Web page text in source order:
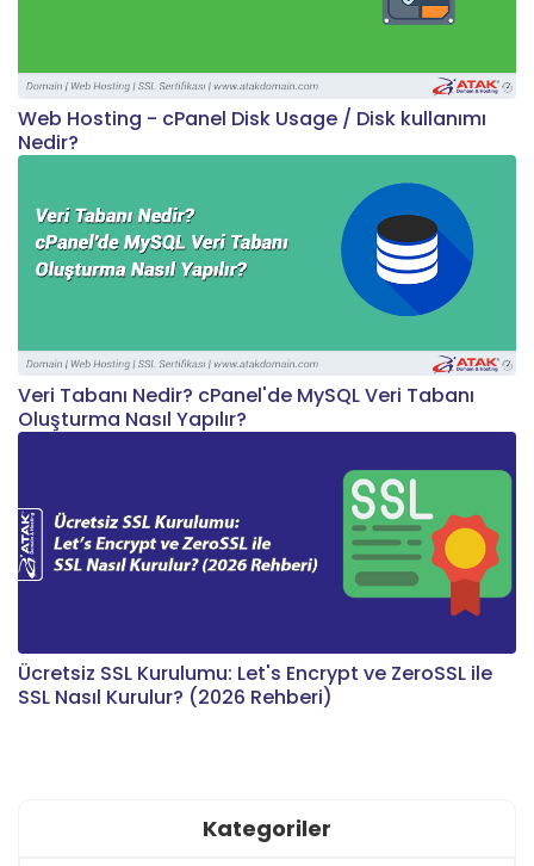
Web Hosting - cPanel Disk Usage / Disk kullanımı
Nedir?
Veri Tabanı Nedir? cPanel'de MySQL Veri Tabanı
Oluşturma Nasıl Yapılır?
Ücretsiz SSL Kurulumu: Let's Encrypt ve ZeroSSL ile
SSL Nasıl Kurulur? (2026 Rehberi)
Kategoriler